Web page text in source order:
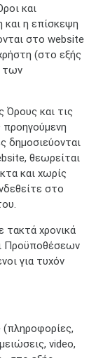
και
η επίσκεψη
στο website
(στο εξής
των
Όρους και τις
προηγούμενη
δημοσιεύονται
θεωρείται
και χωρίς
στο
τακτά χρονικά
Προϋποθέσεων
για τυχόν
(πληροφορίες,
video,